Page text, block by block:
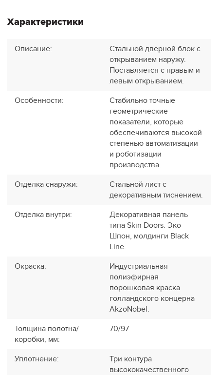
Характеристики
Описание:
Стальной дверной блок с
открыванием наружу.
Поставляется с правым и
левым открыванием.
Особенности:
Стабильно точные
геометрические
показатели, которые
обеспечиваются высокой
степенью автоматизации
и роботизации
производства.
Отделка снаружи:
Стальной лист с
декоративным тиснением.
Отделка внутри:
Декоративная панель
типа Skin Doors. Эко
Шпон, молдинги Black
Line.
Окраска:
Индустриальная
полиэфирная
порошковая краска
голландского концерна
AkzoNobel.
Толщина полотна/
коробки, мм:
70/97
Уплотнение:
Три контура
высококачественного